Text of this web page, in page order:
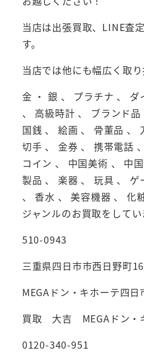
当店は出張買取、LINE査
す。
当店では他にも幅広く取
金 ・ 銀 、 プラチナ 、 ダ
、 高級時計 、 ブランド
国銭 、 絵画 、 骨董品 、
切手 、 金券 、 携帯電話
コイン 、 中国美術 、 中
製品 、 楽器 、 玩具 、
、 香水 、 美容機器 、 化
ジャンルのお買取をしてい
510-0943
三重県四日市市西日野町
MEGAドン・キホーテ四日
買取 大吉 MEGAドン・
0120-340-951